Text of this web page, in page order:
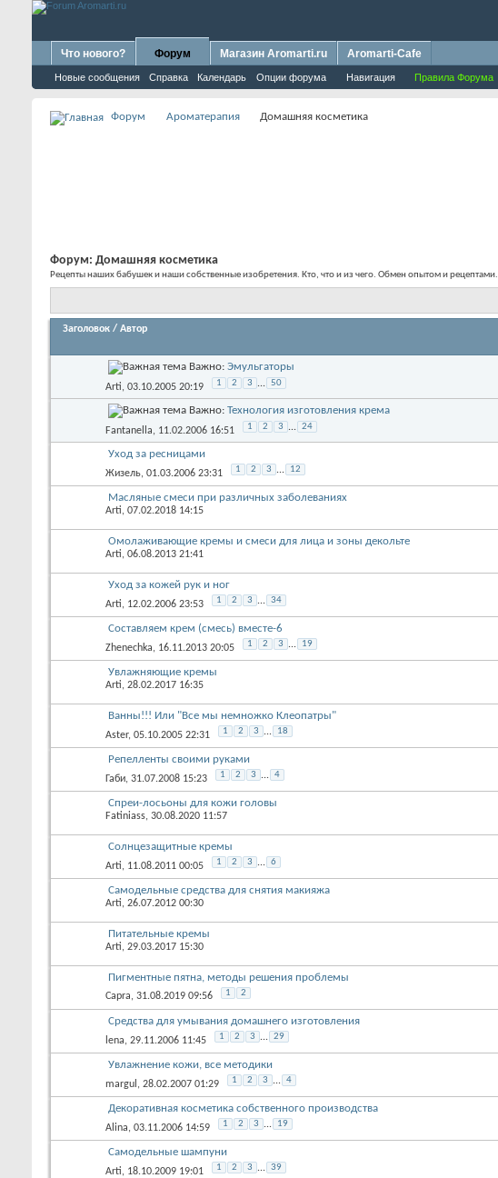
Что нового? Форум
Новые сообщения Справка Календарь Опции форума Навигация Правила Форума
Магазин Aromarti.ru Aromarti-Cafe
Форум Ароматерапия Домашняя косметика
Форум: Домашняя косметика
Рецепты наших бабушек и наши собственные изобретения. Кто, что и из чего. Обмен опытом и рецептами.
Заголовок / Автор
Важно: Эмульгаторы
Arti, 03.10.2005 20:19 1 2 3 ... 50
Важно: Технология изготовления крема
Fantanella, 11.02.2006 16:51 1 2 3 ... 24
Уход за ресницами
Жизель, 01.03.2006 23:31 1 2 3 ... 12
Масляные смеси при различных заболеваниях
Arti, 07.02.2018 14:15
Омолаживающие кремы и смеси для лица и зоны декольте
Arti, 06.08.2013 21:41
Уход за кожей рук и ног
Arti, 12.02.2006 23:53 1 2 3 ... 34
Составляем крем (смесь) вместе-6
Zhenechka, 16.11.2013 20:05 1 2 3 ... 19
Увлажняющие кремы
Arti, 28.02.2017 16:35
Ванны!!! Или "Все мы немножко Клеопатры"
Aster, 05.10.2005 22:31 1 2 3 ... 18
Репелленты своими руками
Габи, 31.07.2008 15:23 1 2 3 ... 4
Спреи-лосьоны для кожи головы
Fatiniass, 30.08.2020 11:57
Солнцезащитные кремы
Arti, 11.08.2011 00:05 1 2 3 ... 6
Самодельные средства для снятия макияжа
Arti, 26.07.2012 00:30
Питательные кремы
Arti, 29.03.2017 15:30
Пигментные пятна, методы решения проблемы
Capra, 31.08.2019 09:56 1 2
Средства для умывания домашнего изготовления
lena, 29.11.2006 11:45 1 2 3 ... 29
Увлажнение кожи, все методики
margul , 28.02.2007 01:29 1 2 3 ... 4
Декоративная косметика собственного производства
Alina, 03.11.2006 14:59 1 2 3 ... 19
Самодельные шампуни
Arti, 18.10.2009 19:01 1 2 3 ... 39